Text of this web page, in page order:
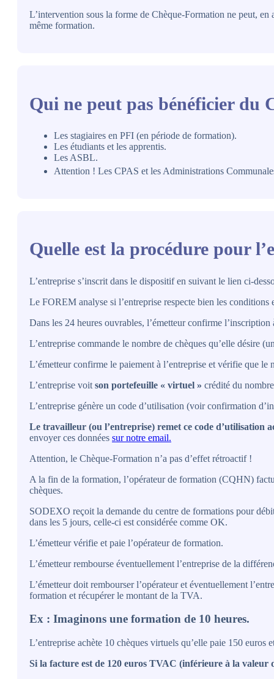
L’intervention sous la forme de Chèque-Formation ne peut,
même formation.
Qui ne peut pas bénéficier du
Les stagiaires en PFI (en période de formation).
Les étudiants et les apprentis.
Les ASBL.
Attention ! Les CPAS et les Administrations
Quelle est la procédure pour
L’entreprise s’inscrit dans le dispositif en suivant le lien ci-
Le FOREM analyse si l’entreprise respecte bien les
Dans les 24 heures ouvrables, l’émetteur confirme
L’entreprise commande le nombre de chèques qu’elle désire
L’émetteur confirme le paiement à l’entreprise et vérifie que le
L’entreprise voit son portefeuille « virtuel » crédité du
L’entreprise génère un code d’utilisation (voir confirmation
Le travailleur (ou l’entreprise) remet ce code d’utilisation
envoyer ces données sur notre email.
Attention, le Chèque-Formation n’a pas d’effet rétroactif !
A la fin de la formation, l’opérateur de formation (CQHN)
chèques.
SODEXO reçoit la demande du centre de formations pour
dans les 5 jours, celle-ci est considérée comme OK.
L’émetteur vérifie et paie l’opérateur de formation.
L’émetteur rembourse éventuellement l’entreprise de la
L’émetteur doit rembourser l’opérateur et éventuellement
formation et récupérer le montant de la TVA.
Ex : Imaginons une formation de 10 heures.
L’entreprise achète 10 chèques virtuels qu’elle paie 150
Si la facture est de 120 euros TVAC (inférieure à la valeur